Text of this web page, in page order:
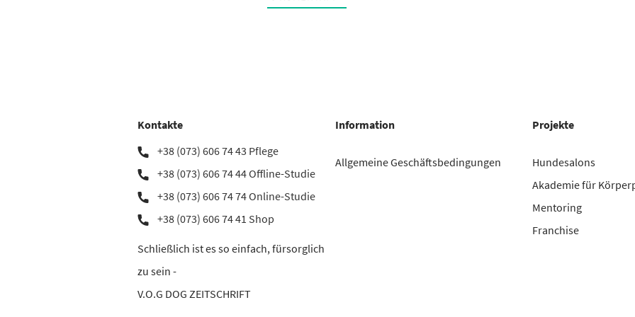
Kontakte
+38 (073) 606 74 43 Pflege
+38 (073) 606 74 44 Offline-Studie
+38 (073) 606 74 74 Online-Studie
+38 (073) 606 74 41 Shop
Schließlich ist es so einfach, fürsorglich
zu sein -
V.O.G DOG ZEITSCHRIFT
Information
Allgemeine Geschäftsbedingungen
Projekte
Hundesalons
Akademie für
Mentoring
Franchise